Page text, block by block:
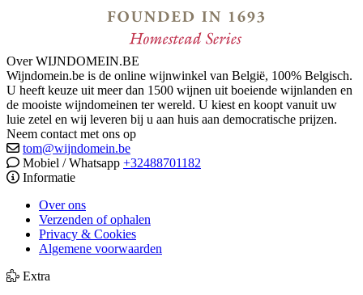
Over WIJNDOMEIN.BE
Wijndomein.be is de online wijnwinkel van België, 100% Belgisch.
U heeft keuze uit meer dan 1500 wijnen uit boeiende wijnlanden en
de mooiste wijndomeinen ter wereld. U kiest en koopt vanuit uw
luie zetel en wij leveren bij u aan huis aan democratische prijzen.
Neem contact met ons op
tom@wijndomein.be
Mobiel / Whatsapp +32488701182
Informatie
Over ons
Verzenden of ophalen
Privacy & Cookies
Algemene voorwaarden
Extra